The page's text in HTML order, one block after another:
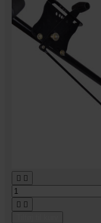
 
 